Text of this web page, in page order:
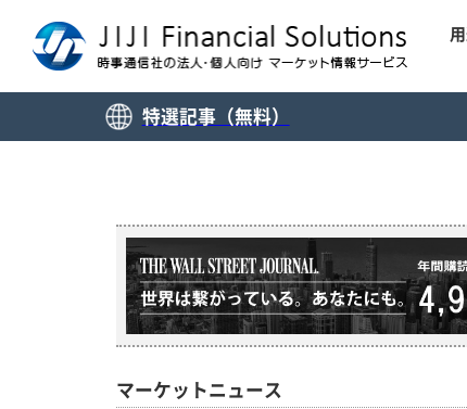
特選記事（無料）
マーケットニュース